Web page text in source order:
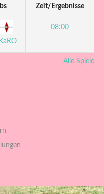
Zeit/Ergebnisse
KaRO
08:00
Alle Spiele